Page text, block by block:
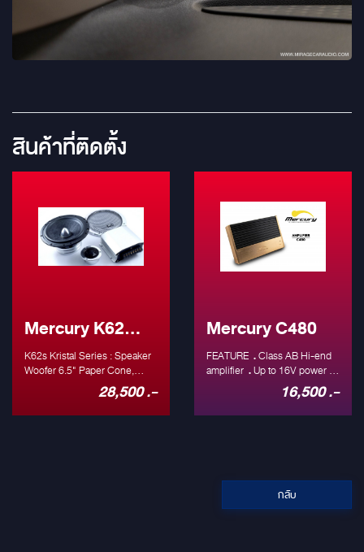
สินค้าที่ติดตั้ง
Mercury K62
Kristal Series
K62s Kristal Series : Speaker
Woofer 6.5" Paper Cone,
Aluminum Phase Plug Soft
dome tweeter 27mm
Neodymium Magnet
28,500 .-
Mercury C480
FEATURE ․Class AB Hi-end
amplifier ․Up to 16V power &
8V audio input ․Mosfet power
HPF filter ․2 ohm stable
DC Power output @ 4 ohm
80W x 4ch Power output @ 2
16,500 .-
กลับ